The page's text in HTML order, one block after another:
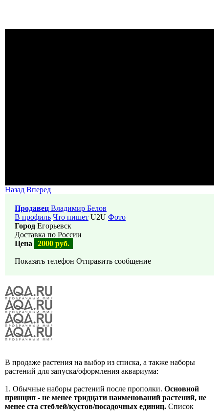
Назад Вперед
Продавец Владимир Белов
В профиль Что пишет U2U Фото
Город Егорьевск
Доставка по России
Цена
2000 руб.
Показать телефон Отправить сообщение
В продаже растения на выбор из списка, а также наборы
растений для запуска/оформления аквариума:
1. Обычные наборы растений после прополки. Основной
принцип - не менее тридцати наименований растений, не
менее ста стеблей/кустов/посадочных единиц. Список